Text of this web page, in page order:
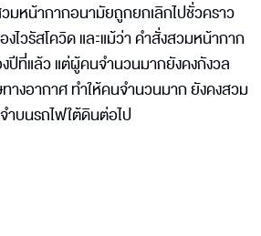
มหน้ากากอนามัยถูกยกเลิกไปชั่วคราว
งไวรัสโควิด และแม้ว่า คำสั่งสวมหน้ากาก
ปีที่แล้ว แต่ผู้คนจำนวนมากยังคงกังวล
างอากาศ ทำให้คนจำนวนมาก ยังคงสวม
ำบนรถไฟใต้ดินต่อไป